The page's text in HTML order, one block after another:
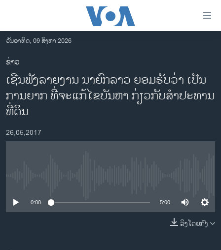
ເຂົ້າ
ຫາ
ຂ້າມ
ຂ້າມ
ຂ້າມ
ໄປ
ຫາ
ຊອກ
ຄົ້ນ
ອາເມຣິກາ
ການເລືອກຕັ້ງ ປະທານາທີບໍດີ ສະຫະລັດ 2024
ໂລກ
ຊຸມຊົນຊາວລາວ
ວັນອາທິດ, 09 ສິງຫາ 2026
ຂ່າວ
ເຊີນຟັງລາຍງານ ນາຍົກລາວ ຍອມຮັບວ່າ ເປັນ
ການຍາກ ທີ່ຈະແກ້ໄຂບັນຫາ ກ່ຽວກັບສຳປະທານ
ທີ່ດິນ
26,05,2017
0:00 5:00
ລິງໂດຍກົງ